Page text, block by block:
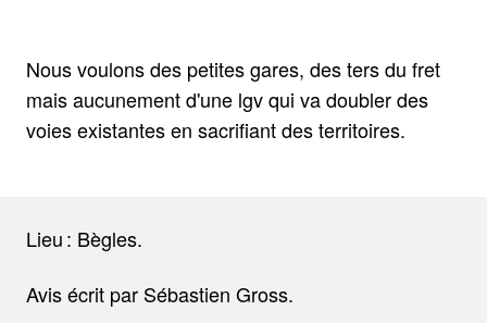
Nous voulons des petites gares, des ters du fret
mais aucunement d'une lgv qui va doubler des
voies existantes en sacrifiant des territoires.
Lieu : Bègles.
Avis écrit par Sébastien Gross.